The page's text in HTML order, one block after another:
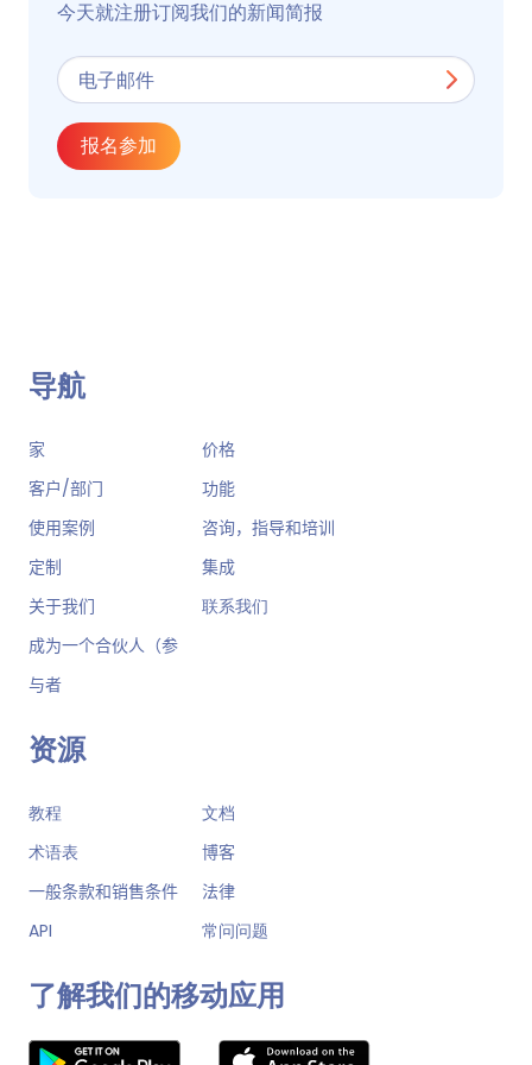
今天就注册订阅我们的新闻简报
报名参加
导航
家
价格
客户/部门
功能
使用案例
咨询，指导和培训
定制
集成
关于我们
联系我们
成为一个合伙人（参
与者
资源
教程
文档
术语表
博客
一般条款和销售条件
法律
API
常问问题
了解我们的移动应用